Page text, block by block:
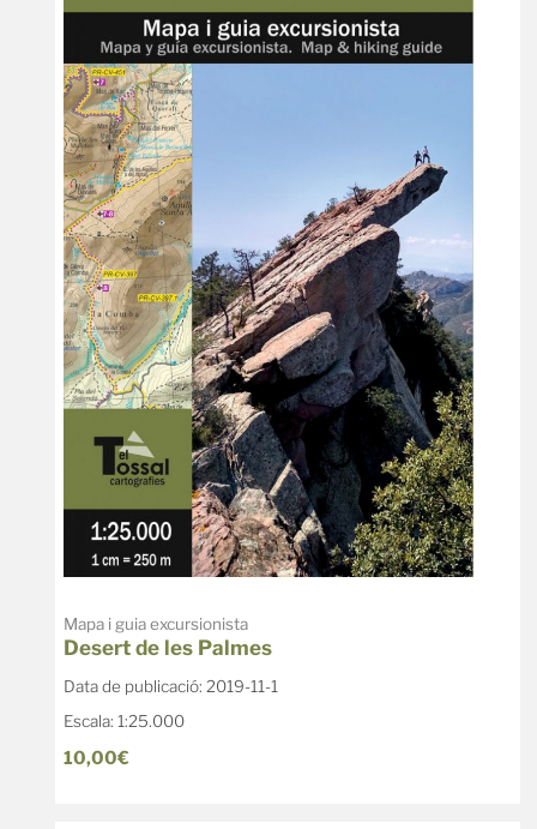
Mapa i guia excursionista
Desert de les Palmes
Data de publicació: 2019-11-1
Escala: 1:25.000
10,00€